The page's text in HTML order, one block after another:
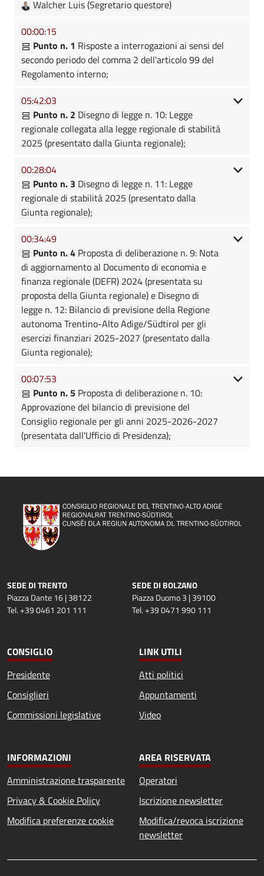
Walcher Luis (Segretario questore)
00:00:15
Punto n. 1 Risposte a interrogazioni ai sensi del
secondo periodo del comma 2 dell'articolo 99 del
Regolamento interno;
05:42:03
Punto n. 2 Disegno di legge n. 10: Legge
regionale collegata alla legge regionale di stabilità
2025 (presentato dalla Giunta regionale);
00:28:04
Punto n. 3 Disegno di legge n. 11: Legge
regionale di stabilità 2025 (presentato dalla
Giunta regionale);
00:34:49
Punto n. 4 Proposta di deliberazione n. 9: Nota
di aggiornamento al Documento di economia e
finanza regionale (DEFR) 2024 (presentata su
proposta della Giunta regionale) e Disegno di
legge n. 12: Bilancio di previsione della Regione
autonoma Trentino-Alto Adige/Südtirol per gli
esercizi finanziari 2025-2027 (presentato dalla
Giunta regionale);
00:07:53
Punto n. 5 Proposta di deliberazione n. 10:
Approvazione del bilancio di previsione del
Consiglio regionale per gli anni 2025-2026-2027
(presentata dall'Ufficio di Presidenza);
SEDE DI TRENTO
Piazza Dante 16 | 38122
Tel. +39 0461 201 111
SEDE DI BOLZANO
Piazza Duomo 3 | 39100
Tel. +39 0471 990 111
CONSIGLIO
Presidente
Consiglieri
Commissioni legislative
LINK UTILI
Atti politici
Appuntamenti
Video
INFORMAZIONI
Amministrazione trasparente
Privacy & Cookie Policy
Modifica preferenze cookie
AREA RISERVATA
Operatori
Iscrizione newsletter
Modifica/revoca iscrizione
newsletter